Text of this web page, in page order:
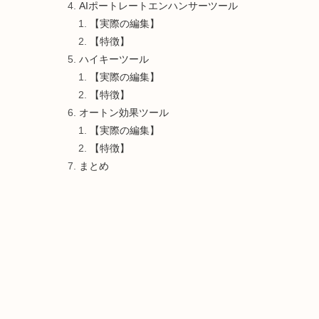
AIポートレートエンハンサーツール
【実際の編集】
【特徴】
ハイキーツール
【実際の編集】
【特徴】
オートン効果ツール
【実際の編集】
【特徴】
まとめ